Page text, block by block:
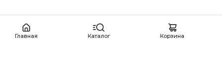
Главная Каталог Корзина